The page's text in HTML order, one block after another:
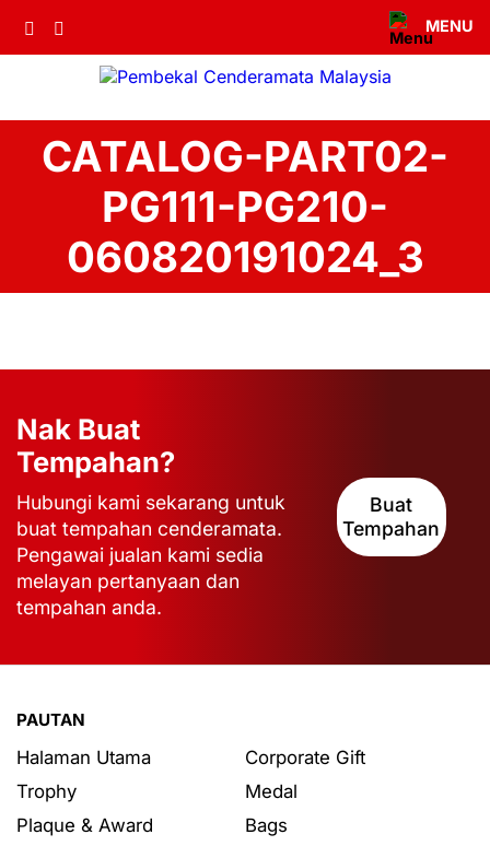
MENU
CATALOG-PART02-
PG111-PG210-
060820191024_3
Nak Buat
Tempahan?
Hubungi kami sekarang untuk
buat tempahan cenderamata.
Pengawai jualan kami sedia
melayan pertanyaan dan
tempahan anda.
Buat
Tempahan
PAUTAN
Halaman Utama
Corporate Gift
Trophy
Medal
Plaque & Award
Bags